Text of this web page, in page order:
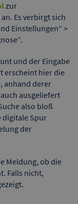
zur
Es verbirgt sich
Einstellungen“ >
und der Eingabe
erscheint hier die
anhand derer
ausgeliefert
also bloß
digitale Spur
der
Meldung, ob die
Falls nicht,